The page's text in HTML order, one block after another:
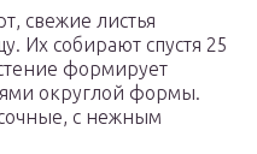
свежие листья
Их собирают спустя 25
формирует
округлой формы.
с нежным